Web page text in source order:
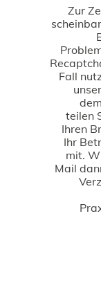
Zur
Fall
teilen
Ihren
Ihr
mit.
Mail